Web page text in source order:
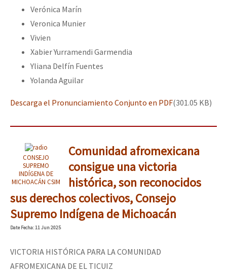
Verónica Marín
Veronica Munier
Vivien
Xabier Yurramendi Garmendia
Yliana Delfín Fuentes
Yolanda Aguilar
Descarga el Pronunciamiento Conjunto en PDF(301.05 KB)
CONSEJO
SUPREMO
INDÍGENA DE
MICHOACÁN CSIM
Comunidad afromexicana
consigue una victoria
histórica, son reconocidos
sus derechos colectivos, Consejo
Supremo Indígena de Michoacán
DateFecha: 11 Jun 2025
VICTORIA HISTÓRICA PARA LA COMUNIDAD
AFROMEXICANA DE EL TICUIZ